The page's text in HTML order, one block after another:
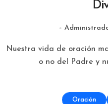
Nuestra vida de oración manifiesta nuestra dependencia
o no del Padre y
Oración